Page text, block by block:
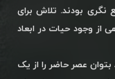
بودند. تلاش برای
از وجود حیات در ابعاد
عصر حاضر را از یک